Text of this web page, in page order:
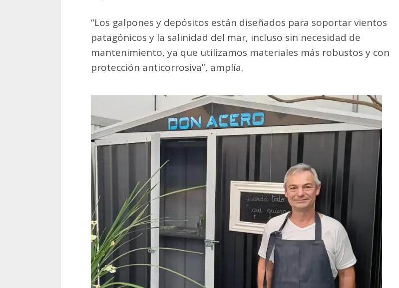
“Los galpones y depósitos están diseñados para soportar vientos
patagónicos y la salinidad del mar, incluso sin necesidad de
mantenimiento, ya que utilizamos materiales más robustos y con
protección anticorrosiva”, amplía.